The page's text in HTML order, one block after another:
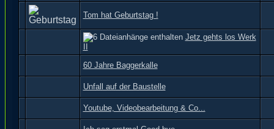
Tom hat Geburtstag !
Jetz gehts los Werk
60 Jahre Baggerkalle
Unfall auf der Baustelle
Youtube, Videobearbeitung & Co...